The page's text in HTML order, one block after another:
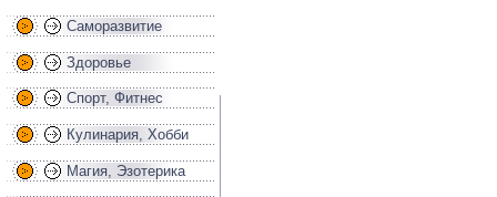
Саморазвитие
Здоровье
Спорт, Фитнес
Кулинария, Хобби
Магия, Эзотерика